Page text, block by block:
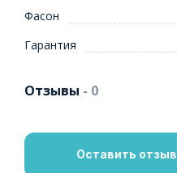
Фасон
Гарантия
Отзывы - 0
Оставить отзыв